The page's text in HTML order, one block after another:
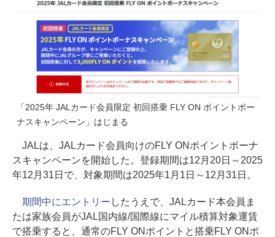
「2025年 JALカード会員限定 初回搭乗 FLY ON ポイントボー
ナスキャンペーン」はじまる
JALは、JALカード会員向けのFLY ONポイントボーナ
スキャンペーンを開始した。登録期間は12月20日～2025
年12月31日で、対象期間は2025年1月1日～12月31日。
期間中にエントリー したうえで、JALカード本会員ま
たは家族会員がJAL国内線/国際線にマイル積算対象運賃
で搭乗すると、通常のFLY ONポイントと搭乗FLY ONポ